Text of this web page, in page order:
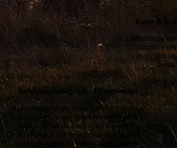
Karte &
Orientierung mit
Hilfsmittel in
nach
Erlebnispädagogik- Programme
"Huckepacke-Programme" werden individuell,
entsprechend der Intension arrangiert.
Wald-u. Erlebnispädagogik Programme
werden ab 3 Std. angeboten und sind für
Klassen, Teams, Gruppen ab 8. Jahren.